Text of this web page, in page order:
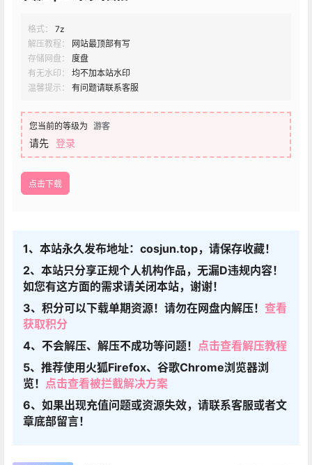
格式：
7z
解压教程：
网站最顶部有写
存储网盘：
度盘
有无水印：
均不加本站水印
温馨提示：
有问题请联系客服
您当前的等级为 游客
请先 登录
点击下载
1、本站永久发布地址：cosjun.top，请保存收藏！
2、本站只分享正规个人机构作品，无漏D违规内容！
如您有这方面的需求请关闭本站，谢谢！
3、积分可以下载单期资源！请勿在网盘内解压！ 查看
获取积分
4、不会解压、解压不成功等问题！ 点击查看解压教程
5、推荐使用火狐Firefox、谷歌Chrome浏览器浏
览！ 点击查看被拦截解决方案
6、如果出现充值问题或资源失效，请联系客服或者文
章底部留言！